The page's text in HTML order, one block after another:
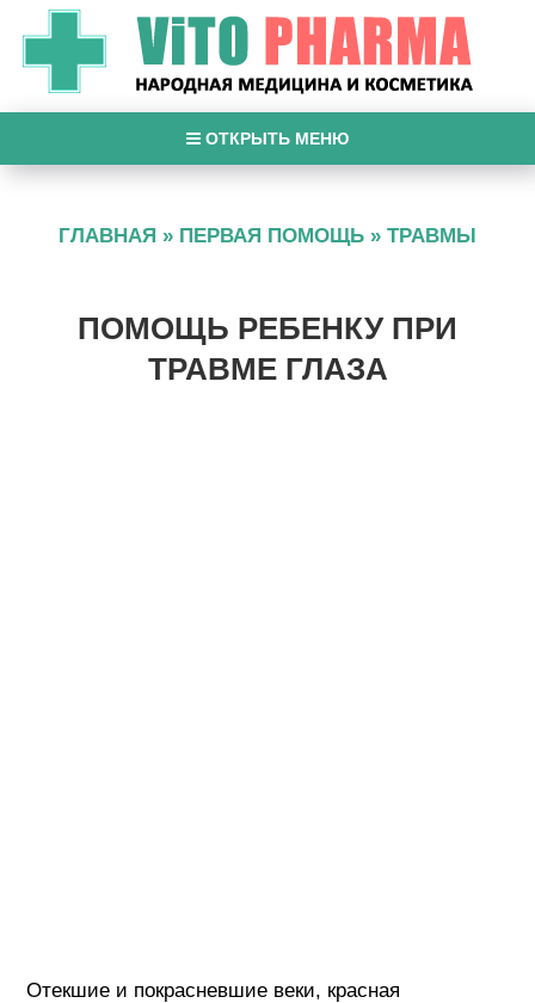
ОТКРЫТЬ МЕНЮ
ГЛАВНАЯ » ПЕРВАЯ ПОМОЩЬ » ТРАВМЫ
ПОМОЩЬ РЕБЕНКУ ПРИ
ТРАВМЕ ГЛАЗА
Отекшие и покрасневшие веки, красная